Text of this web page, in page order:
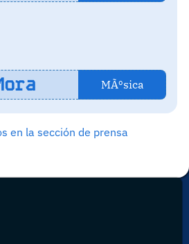
MÃºsica
en la sección de prensa